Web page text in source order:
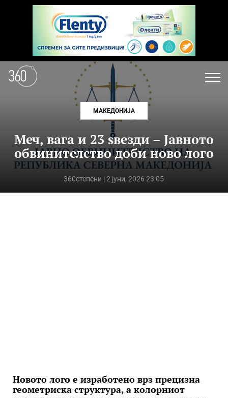
МАКЕДОНИЈА
Меч, вага и 23 ѕвезди – Јавното
обвинителство доби ново лого
360степени | 2 јуни, 2026 23:05
Новото лого е изработено врз прецизна
геометриска структура, а колорниот